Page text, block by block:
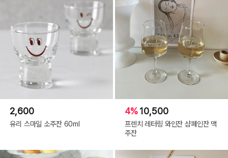
2,600
유리 스마일 소주잔 60ml
4%10,500
프렌치 레터링 와인잔 샴페인잔 맥
주잔